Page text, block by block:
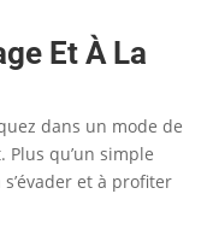
Et À La
dans un mode de
qu’un simple
et à profiter